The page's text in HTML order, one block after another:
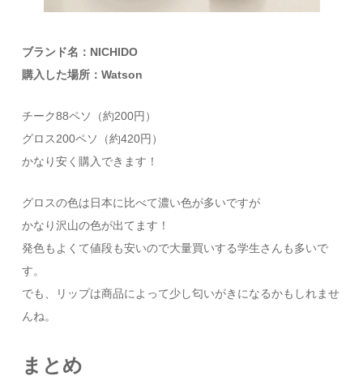
ブランド名：NICHIDO
購入した場所：Watson
チーク88ペソ（約200円）
グロス200ペソ（約420円）
かなり安く購入できます！
グロスの色は日本に比べて濃い色が多いですが
かなり沢山の色が出てます！
発色もよくて値段も安いので大量買いする学生さんも多いで
す。
でも、リップは商品によって少し匂いがきになるかもしれませ
んね。
まとめ